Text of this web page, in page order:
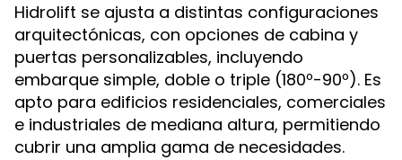
Hidrolift se ajusta a distintas configuraciones
arquitectónicas, con opciones de cabina y
puertas personalizables, incluyendo
embarque simple, doble o triple (180º-90º). Es
apto para edificios residenciales, comerciales
e industriales de mediana altura, permitiendo
cubrir una amplia gama de necesidades.